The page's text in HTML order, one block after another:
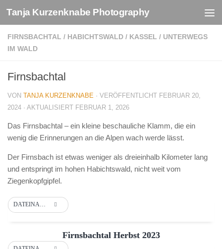
Zum Inhalt springen
Tanja Kurzenknabe Photography
FIRNSBACHTAL / HABICHTSWALD / KASSEL / UNTERWEGS
IM WALD
Firnsbachtal
VON TANJA KURZENKNABE · VERÖFFENTLICHT FEBRUAR 20,
2024 · AKTUALISIERT FEBRUAR 1, 2026
Das Firnsbachtal – ein kleine beschauliche Klamm, die ein
wenig die Erinnerungen an die Alpen wach werde lässt.
Der Firnsbach ist etwas weniger als dreieinhalb Kilometer lang
und entspringt im hohen Habichtswald, nicht weit vom
Ziegenkopfgipfel.
DATEINAME
Firnsbachtal Herbst 2023